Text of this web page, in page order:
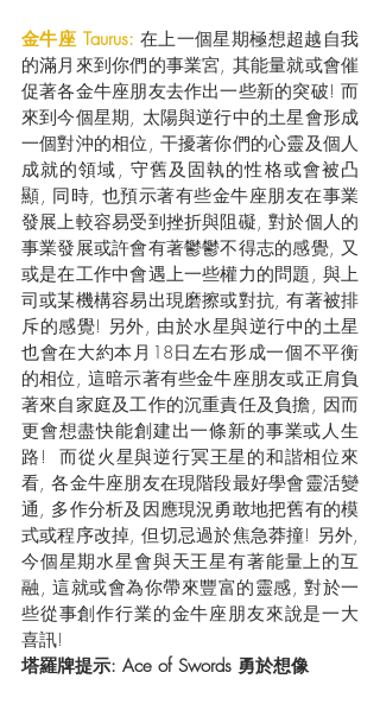
金牛座 Taurus: 在上一個星期極想超越自我
的滿月來到你們的事業宮, 其能量就或會催
促著各金牛座朋友去作出一些新的突破! 而
來到今個星期, 太陽與逆行中的土星會形成
一個對沖的相位, 干擾著你們的心靈及個人
成就的領域, 守舊及固執的性格或會被凸
顯, 同時, 也預示著有些金牛座朋友在事業
發展上較容易受到挫折與阻礙, 對於個人的
事業發展或許會有著鬱鬱不得志的感覺, 又
或是在工作中會遇上一些權力的問題, 與上
司或某機構容易出現磨擦或對抗, 有著被排
斥的感覺! 另外, 由於水星與逆行中的土星
也會在大約本月18日左右形成一個不平衡
的相位, 這暗示著有些金牛座朋友或正肩負
著來自家庭及工作的沉重責任及負擔, 因而
更會想盡快能創建出一條新的事業或人生
路!  而從火星與逆行冥王星的和諧相位來
看, 各金牛座朋友在現階段最好學會靈活變
通, 多作分析及因應現況勇敢地把舊有的模
式或程序改掉, 但切忌過於焦急莽撞! 另外,
今個星期水星會與天王星有著能量上的互
融, 這就或會為你帶來豐富的靈感, 對於一
些從事創作行業的金牛座朋友來說是一大
喜訊!
塔羅牌提示: Ace of Swords 勇於想像